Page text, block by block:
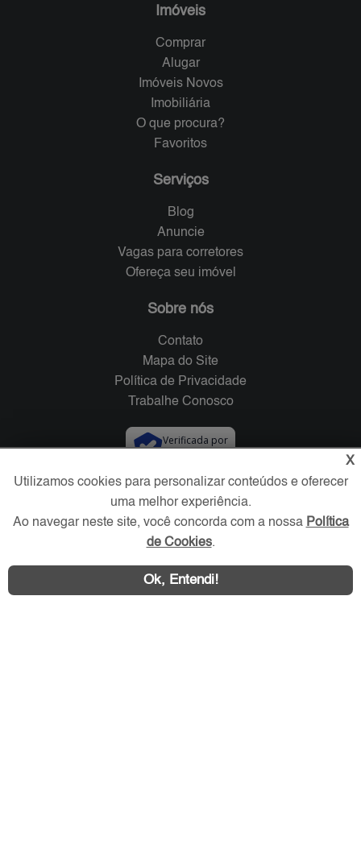
Imóveis
Comprar
Alugar
Imóveis Novos
Imobiliária
O que procura?
Favoritos
Serviços
Blog
Anuncie
Vagas para corretores
Ofereça seu imóvel
Sobre nós
Contato
Mapa do Site
Política de Privacidade
Trabalhe Conosco
Verificada por
Redes Sociais
X
Utilizamos cookies para personalizar conteúdos e oferecer
uma melhor experiência.
Ao navegar neste site, você concorda com a nossa Política
de Cookies.
Ok, Entendi!